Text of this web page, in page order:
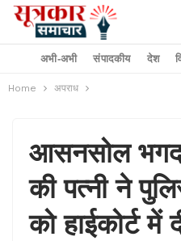
अभी-अभी संपादकीय देश
Home अपराध
आसनसोल
की पत्नी ने
को हाईकोर्ट में